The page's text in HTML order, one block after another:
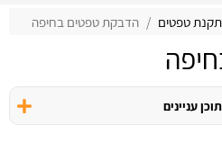
טפטים הדבקת טפטים בחיפה
עניינים